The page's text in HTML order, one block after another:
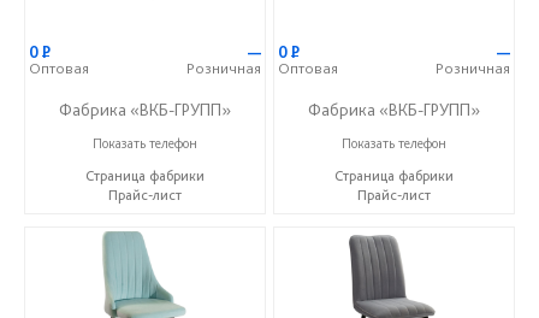
0Р
Оптовая
—
Розничная
Фабрика «ВКБ-ГРУПП»
+7 (927) 391-50-09
Показать телефон
Страница фабрики
Прайс-лист
0Р
Оптовая
—
Розничная
Фабрика «ВКБ-ГРУПП»
+7 (927) 391-50-09
Показать телефон
Страница фабрики
Прайс-лист